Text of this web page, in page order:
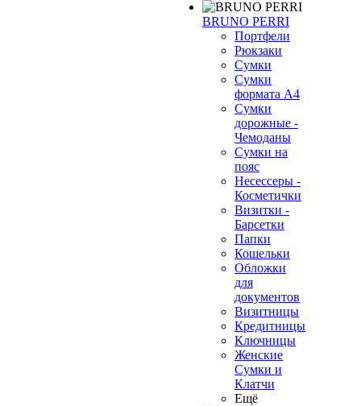
BRUNO PERRI
Портфели
Рюкзаки
Сумки
Сумки
формата А4
Сумки
дорожные -
Чемоданы
Сумки на
пояс
Несессеры -
Косметички
Визитки -
Барсетки
Папки
Кошельки
Обложки
для
документов
Визитницы
Кредитницы
Ключницы
Женские
Сумки и
Клатчи
Ещё